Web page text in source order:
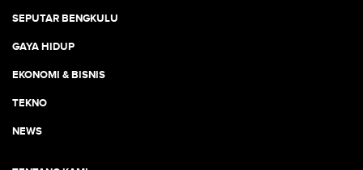
SEPUTAR BENGKULU
GAYA HIDUP
EKONOMI & BISNIS
TEKNO
NEWS